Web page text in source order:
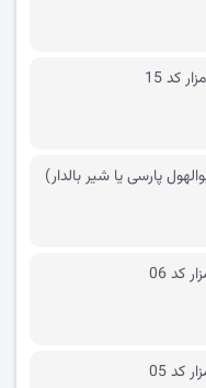
کد 15
پارسی یا شیر بالدار)
06
05